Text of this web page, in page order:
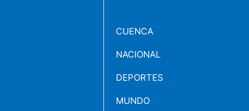
CUENCA
NACIONAL
DEPORTES
MUNDO